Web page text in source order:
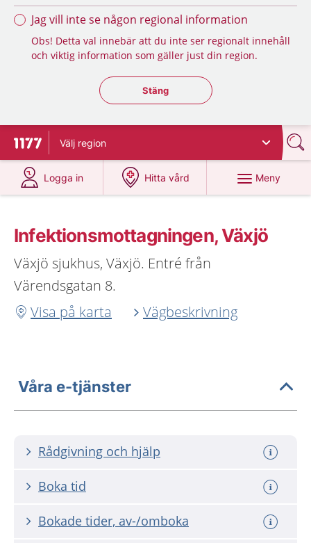
Jag vill inte se någon regional information
Obs! Detta val innebär att du inte ser regionalt innehåll
och viktig information som gäller just din region.
Stäng regionsväljaren
Stäng
Till startsidan för 1177
Välj region
Logga in
på 1177.se
Hitta vård
på 1177.se
Meny
Infektionsmottagningen, Växjö
Växjö sjukhus, Växjö. Entré från
Värendsgatan 8.
Visa på karta
Vägbeskrivning
Våra e-tjänster
Rådgivning och hjälp
Boka tid
Bokade tider, av-/omboka